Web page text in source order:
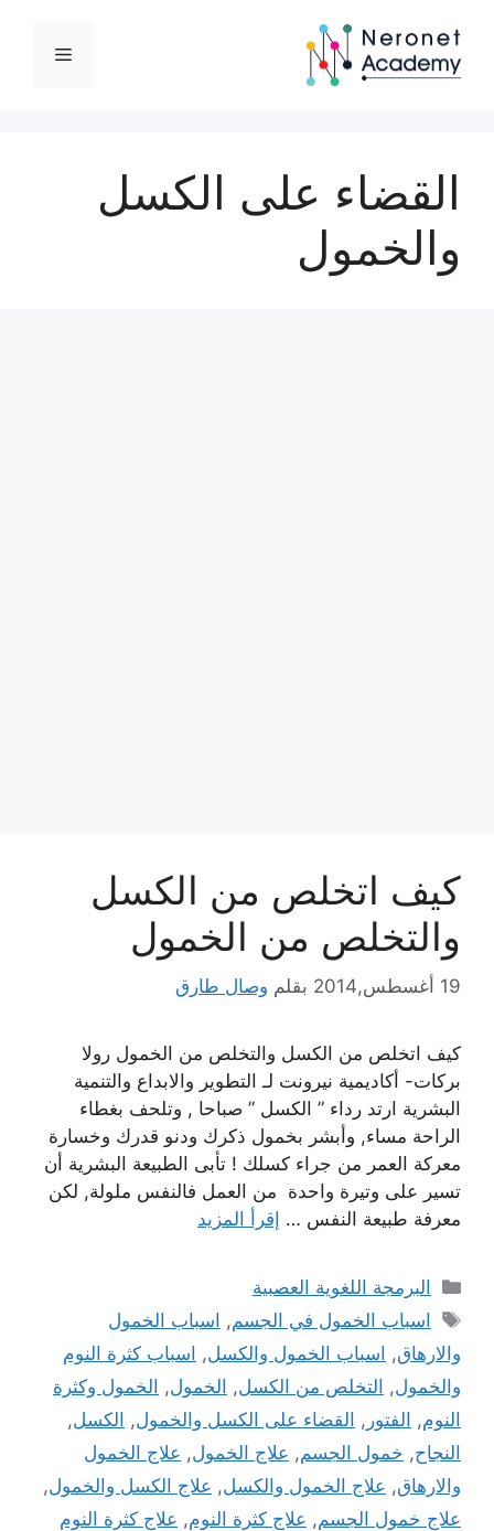
المحتوى
القائمة
القضاء على الكسل
والخمول
كيف اتخلص من الكسل
والتخلص من الخمول
19 أغسطس,2014 بقلم وصال طارق
كيف اتخلص من الكسل والتخلص من الخمول رولا
بركات- أكاديمية نيرونت لـ التطوير والابداع والتنمية
البشرية ارتد رداء ” الكسل ” صباحا , وتلحف بغطاء
الراحة مساء, وأبشر بخمول ذكرك ودنو قدرك وخسارة
معركة العمر من جراء كسلك ! تأبى الطبيعة البشرية أن
تسير على وتيرة واحدة من العمل فالنفس ملولة, لكن
معرفة طبيعة النفس … إقرأ المزيد
التصنيفات
البرمجة اللغوية العصبية
الوسوم
اسباب الخمول في الجسم, اسباب الخمول
والارهاق, اسباب الخمول والكسل, اسباب كثرة النوم
والخمول, التخلص من الكسل, الخمول, الخمول وكثرة
النوم, الفتور , القضاء على الكسل والخمول, الكسل,
النجاح, خمول الجسم, علاج الخمول, علاج الخمول
والارهاق, علاج الخمول والكسل, علاج الكسل والخمول,
علاج خمول الجسم, علاج كثرة النوم, علاج كثرة النوم